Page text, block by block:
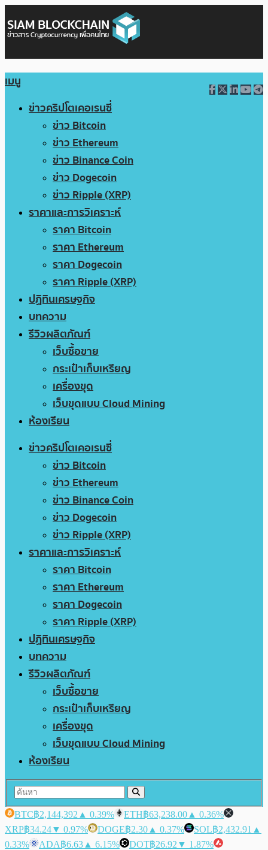
เมนู
ข่าวคริปโตเคอเรนซี่
ข่าว Bitcoin
ข่าว Ethereum
ข่าว Binance Coin
ข่าว Dogecoin
ข่าว Ripple (XRP)
ราคาและการวิเคราะห์
ราคา Bitcoin
ราคา Ethereum
ราคา Dogecoin
ราคา Ripple (XRP)
ปฏิทินเศรษฐกิจ
บทความ
รีวิวผลิตภัณฑ์
เว็บซื้อขาย
กระเป๋าเก็บเหรียญ
เครื่องขุด
เว็บขุดแบบ Cloud Mining
ห้องเรียน
ข่าวคริปโตเคอเรนซี่
ข่าว Bitcoin
ข่าว Ethereum
ข่าว Binance Coin
ข่าว Dogecoin
ข่าว Ripple (XRP)
ราคาและการวิเคราะห์
ราคา Bitcoin
ราคา Ethereum
ราคา Dogecoin
ราคา Ripple (XRP)
ปฏิทินเศรษฐกิจ
บทความ
รีวิวผลิตภัณฑ์
เว็บซื้อขาย
กระเป๋าเก็บเหรียญ
เครื่องขุด
เว็บขุดแบบ Cloud Mining
ห้องเรียน
BTC฿2,144,392 ▲ 0.39% ETH฿63,238.00 ▲ 0.36%
XRP฿34.24▼ 0.97% DOGE฿2.30 ▲ 0.37% SOL฿2,432.91 ▲
0.33%
ADA฿6.63 ▲ 6.15% DOT฿26.92 ▼ 1.87%